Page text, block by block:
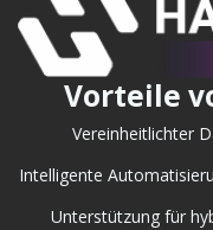
Vorteile
Vereinheitlichter
Intelligente
Unterstützung für